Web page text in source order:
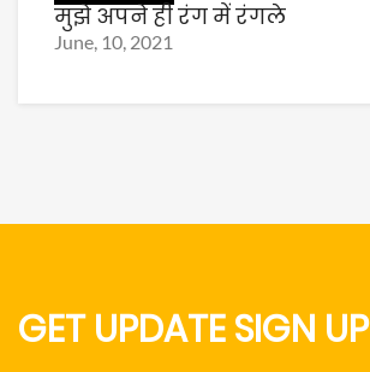
मुझे अपने ही रंग में रंगले
June, 10, 2021
GET UPDATE SIGN